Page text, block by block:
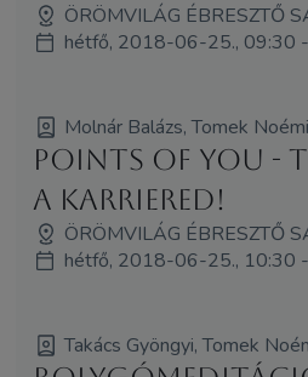
ÖRÖMVILÁG ÉBRESZTŐ
hétfő, 2018-06-25., 09:30
Molnár Balázs, Tomek Noémi
Points of You -
a karriered!
ÖRÖMVILÁG ÉBRESZTŐ
hétfő, 2018-06-25., 10:30
Takács Gyöngyi, Tomek